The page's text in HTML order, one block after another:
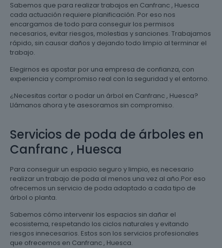
Sabemos que para realizar trabajos en Canfranc , Huesca
cada actuación requiere planificación. Por eso nos
encargamos de todo para conseguir los permisos
necesarios, evitar riesgos, molestias y sanciones. Trabajamos
rápido, sin causar daños y dejando todo limpio al terminar el
trabajo.
Elegirnos es apostar por una empresa de confianza, con
experiencia y compromiso real con la seguridad y el entorno.
¿Necesitas cortar o podar un árbol en Canfranc , Huesca?
Llámanos ahora y te asesoramos sin compromiso.
Servicios de poda de árboles en
Canfranc , Huesca
Para conseguir un espacio seguro y limpio, es necesario
realizar un trabajo de poda al menos una vez al año.Por eso
ofrecemos un servicio de poda adaptado a cada tipo de
árbol o planta.
Sabemos cómo intervenir los espacios sin dañar el
ecosistema, respetando los ciclos naturales y evitando
riesgos innecesarios. Estos son los servicios profesionales
que ofrecemos en Canfranc , Huesca.